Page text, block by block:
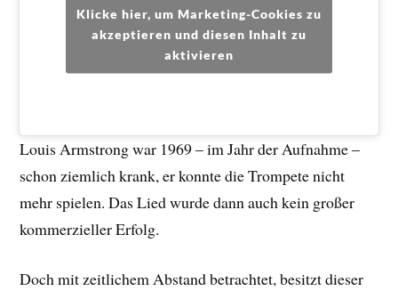
Klicke hier, um Marketing-Cookies zu
akzeptieren und diesen Inhalt zu
aktivieren
Louis Armstrong war 1969 – im Jahr der Aufnahme –
schon ziemlich krank, er konnte die Trompete nicht
mehr spielen. Das Lied wurde dann auch kein großer
kommerzieller Erfolg.
Doch mit zeitlichem Abstand betrachtet, besitzt dieser